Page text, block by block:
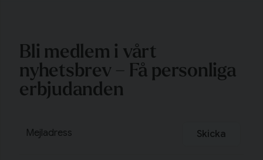
Bli medlem i vårt
nyhetsbrev – Få personliga
erbjudanden
email
Mejladress Skicka